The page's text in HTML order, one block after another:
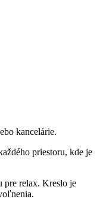
kancelárie.
priestoru, kde je
pre relax. Kreslo je